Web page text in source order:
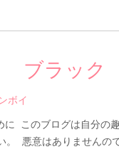
ブラック
ボイ
このブログは自分の
。 悪意はありません